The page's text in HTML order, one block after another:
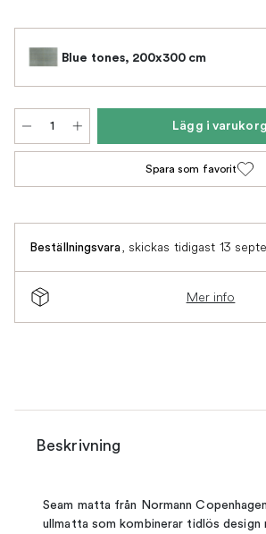
Blue tones, 200x300 cm
Lägg i varukorg
Spara som favorit
Beställningsvara, skickas tidigast 13
Mer info
Beskrivning
Seam matta från Normann
ullmatta som kombinerar tidlös design